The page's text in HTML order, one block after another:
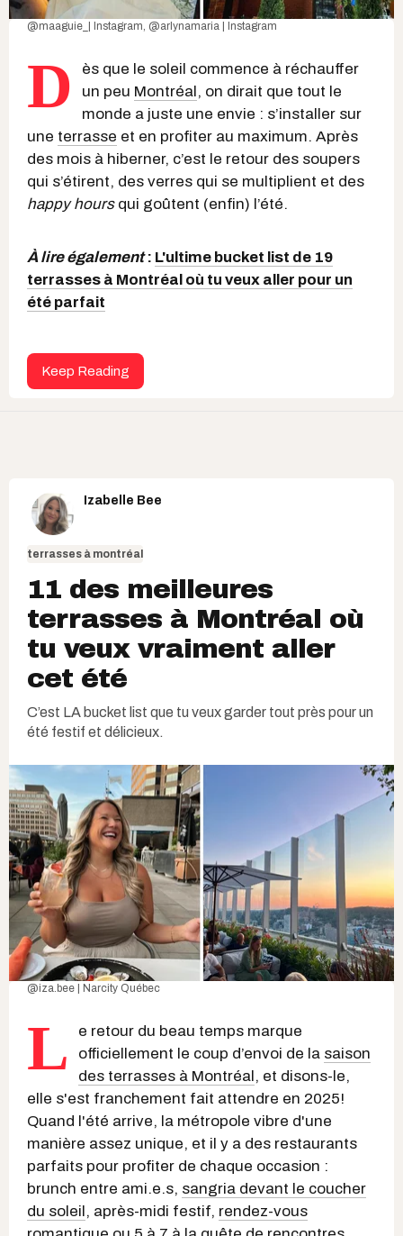
@maaguie_| Instagram @arlynamaria | Instagram
D
ès que le soleil commence à réchauffer
un peu Montréal, on dirait que tout le
monde a juste une envie : s’installer sur
une terrasse et en profiter au maximum. Après
des mois à hiberner, c’est le retour des soupers
qui s’étirent, des verres qui se multiplient et des
happy hoursqui goûtent (enfin) l’été.
À lire également: L'ultime bucket list de 19
terrasses à Montréal où tu veux aller pour un
été parfait
Keep Reading
Izabelle Bee
terrasses à montréal
11 des meilleures
terrasses à Montréal où
tu veux vraiment aller
cet été
C’est LA bucket list que tu veux garder tout près pour un
été festif et délicieux.
@iza.bee | Narcity Québec
L
e retour du beau temps marque
officiellement le coup d’envoi de la saison
des terrasses à Montréal , et disons-le,
elle s'est franchement fait attendre en 2025!
Quand l'été arrive, la métropole vibre d'une
manière assez unique, et il y a des restaurants
parfaits pour profiter de chaque occasion :
brunch entre ami.e.s, sangria devant le coucher
du soleil , après-midi festif, rendez-vous